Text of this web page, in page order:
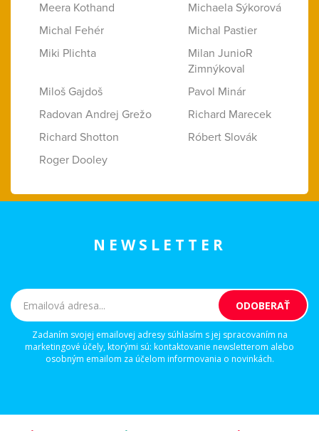
Meera Kothand
Michaela Sýkorová
Michal Fehér
Michal Pastier
Miki Plichta
Milan JunioR
Zimnýkoval
Miloš Gajdoš
Pavol Minár
Radovan Andrej Grežo
Richard Marecek
Richard Shotton
Róbert Slovák
Roger Dooley
NEWSLETTER
Zadaním svojej emailovej adresy súhlasím s jej spracovaním na
marketingové účely, ktorými sú: kontaktovanie newsletterom alebo
osobným emailom za účelom informovania o novinkách.